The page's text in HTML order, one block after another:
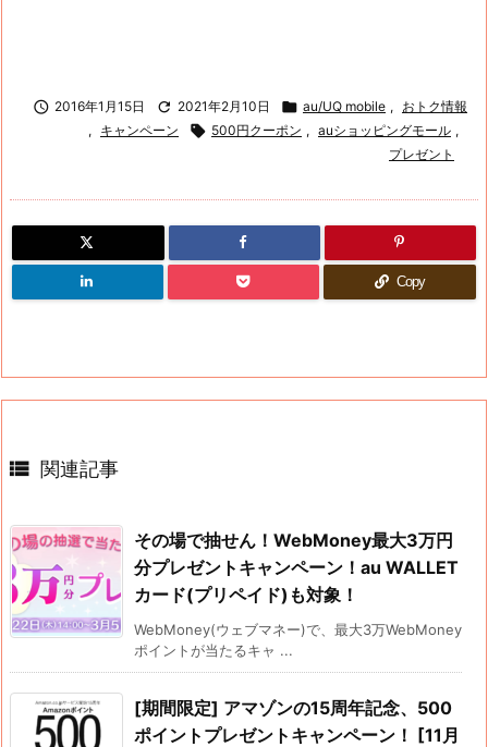
 2016年1月15日  2021年2月10日  au/UQ mobile , おトク情報
, キャンペーン  500円クーポン , auショッピングモール ,
プレゼント
Copy
 関連記事
その場で抽せん！WebMoney最大3万円
分プレゼントキャンペーン！au WALLET
カード(プリペイド)も対象！
WebMoney(ウェブマネー)で、最大3万WebMoney
ポイントが当たるキャ ...
[期間限定] アマゾンの15周年記念、500
ポイントプレゼントキャンペーン！ [11月